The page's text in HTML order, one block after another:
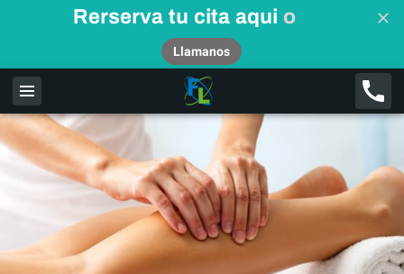
Rerserva tu cita aqui o
Llamanos